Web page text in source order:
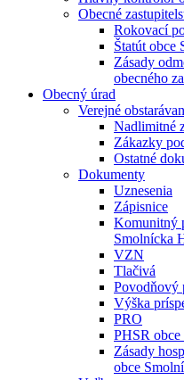
Obecné
Rokovací
Štatút obce
Zásady
obecného
Obecný úrad
Verejné
Nadlimitné
Zákazky
Ostatné
Dokumenty
Uznesenia
Zápisnice
Komunitný
Smolnícka
VZN
Tlačivá
Povodňový
Výška
PRO
PHSR
Zásady
obce